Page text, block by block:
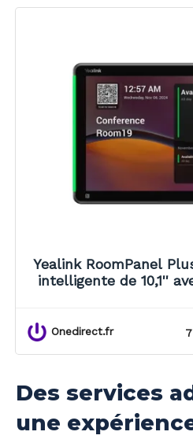
Yealink RoomPanel
intelligente de 10,1''
Onedirect.fr
Des services
une